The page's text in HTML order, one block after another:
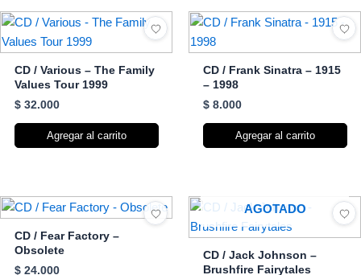
CD / Various – The Family
Values Tour 1999
$32.000
Agregar al carrito
CD / Frank Sinatra – 1915
– 1998
$8.000
Agregar al carrito
CD / Fear Factory –
Obsolete
$24.000
AGOTADO
CD / Jack Johnson –
Brushfire Fairytales